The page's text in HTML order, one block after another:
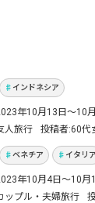
りに大好きな
インドネシア
年10月13日～10
人旅行 投稿者 60代
ベネチア2都
したイタリア
ベネチア イタリア
年10月4日〜10月
ップル・夫婦旅行
婚旅行はヨ
、ローマ3都